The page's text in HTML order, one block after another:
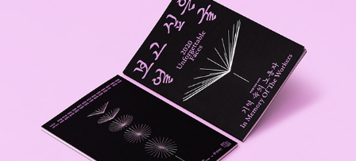
보고 싶은 얼굴 – 기억 속의 노동자 도록